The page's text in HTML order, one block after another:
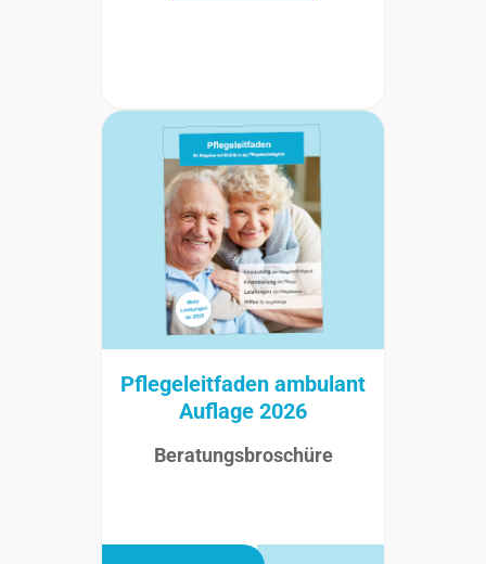
Pflegeleitfaden ambulant
Auflage 2026
Beratungsbroschüre